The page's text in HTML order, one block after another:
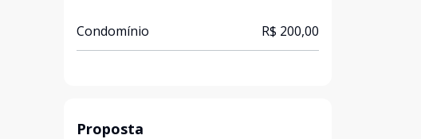
Condomínio R$ 200,00
Proposta